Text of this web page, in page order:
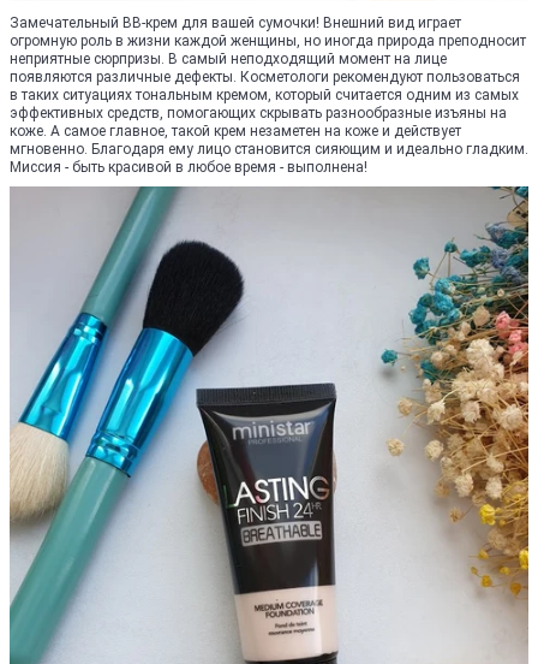
Замечательный ВВ-крем для вашей сумочки! Внешний вид играет
огромную роль в жизни каждой женщины, но иногда природа преподносит
неприятные сюрпризы. В самый неподходящий момент на лице
появляются различные дефекты. Косметологи рекомендуют пользоваться
в таких ситуациях тональным кремом, который считается одним из самых
эффективных средств, помогающих скрывать разнообразные изъяны на
коже. А самое главное, такой крем незаметен на коже и действует
мгновенно. Благодаря ему лицо становится сияющим и идеально гладким.
Миссия - быть красивой в любое время - выполнена!